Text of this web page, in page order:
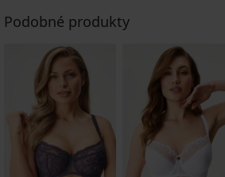
Podobné produkty